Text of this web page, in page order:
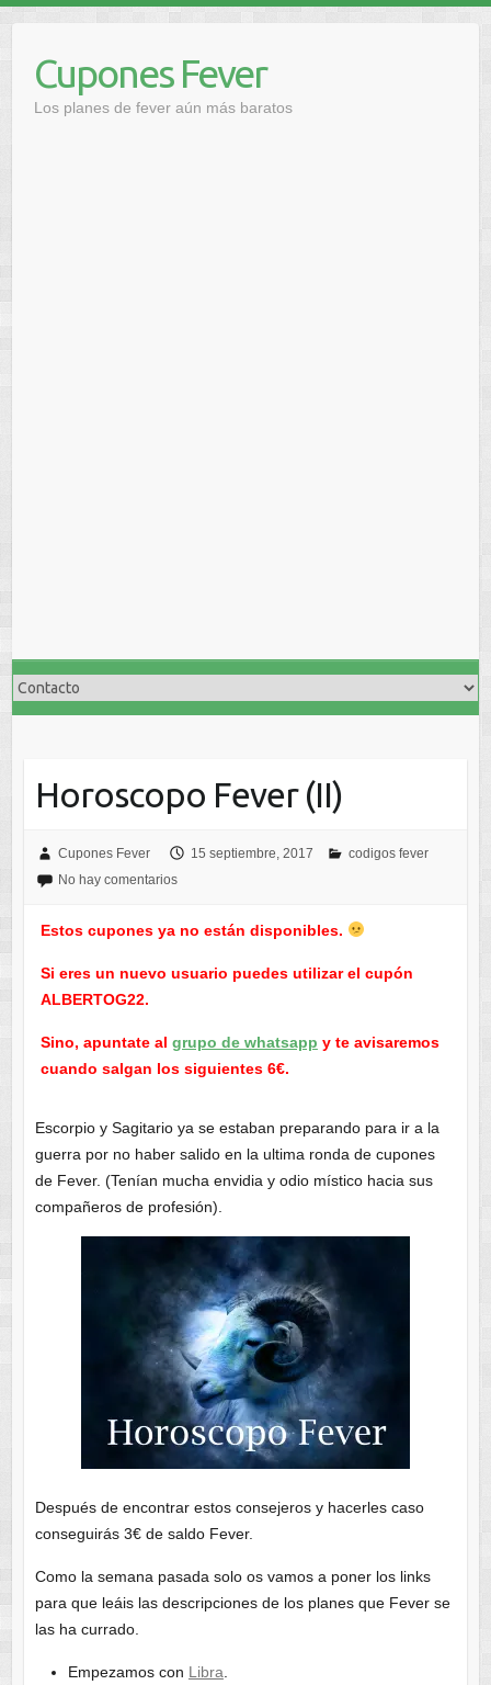
contenidoCupones Fever
Los planes de fever aún más baratos
Horoscopo Fever (II)
Cupones Fever 15 septiembre, 2017
codigos fever
No hay comentarios
Estos cupones ya no están disponibles.
Si eres un nuevo usuario puedes utilizar el cupón
ALBERTOG22.
Sino, apuntate al grupo de whatsapp y te avisaremos
cuando salgan los siguientes 6€.
Escorpio y Sagitario ya se estaban preparando para ir a la
guerra por no haber salido en la ultima ronda de cupones
de Fever. (Tenían mucha envidia y odio místico hacia sus
compañeros de profesión).
Después de encontrar estos consejeros y hacerles caso
conseguirás 3€ de saldo Fever.
Como la semana pasada solo os vamos a poner los links
para que leáis las descripciones de los planes que Fever se
las ha currado.
Empezamos con Libra